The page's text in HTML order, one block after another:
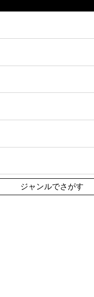
ジャンルでさがす